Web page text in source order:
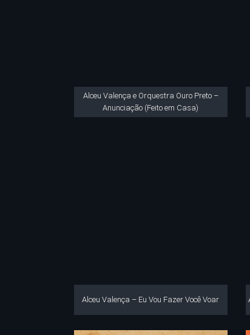
Alceu Valença e Orquestra Ouro Preto –
Anunciação (Feito em Casa)
Alceu Valença – Eu Vou Fazer Você Voar